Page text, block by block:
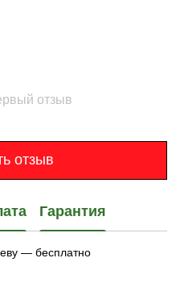
отзыв
отзыв
Гарантия
— бесплатно